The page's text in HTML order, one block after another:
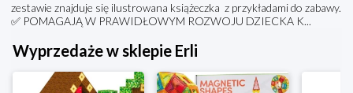
zestawie znajduje się ilustrowana książeczka z przykładami do zabawy.
✅ POMAGAJĄ W PRAWIDŁOWYM ROZWOJU DZIECKA K...
Wyprzedaże w sklepie Erli